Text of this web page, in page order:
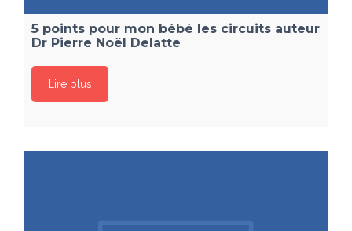
5 points pour mon bébé les circuits auteur
Dr Pierre Noël Delatte
Lire plus